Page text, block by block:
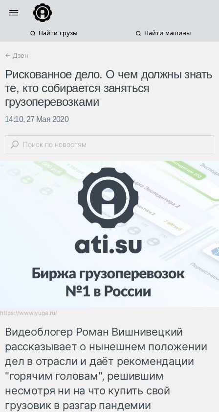
Найти грузы Найти машины
← Дзен
Рискованное дело. О чем должны знать
те, кто собирается заняться
грузоперевозками
14:10, 27 Мая 2020
https://www.yuga.ru/
Видеоблогер Роман Вишнивецкий
рассказывает о нынешнем положении
дел в отрасли и даёт рекомендации
"горячим головам", решившим
несмотря ни на что купить свой
грузовик в разгар пандемии